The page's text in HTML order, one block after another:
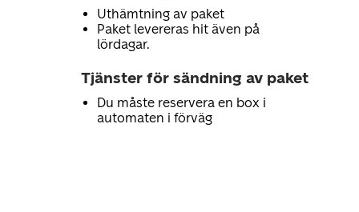
Uthämtning av paket
Paket levereras hit även på
lördagar.
Tjänster för sändning av paket
Du måste reservera en box i
automaten i förväg